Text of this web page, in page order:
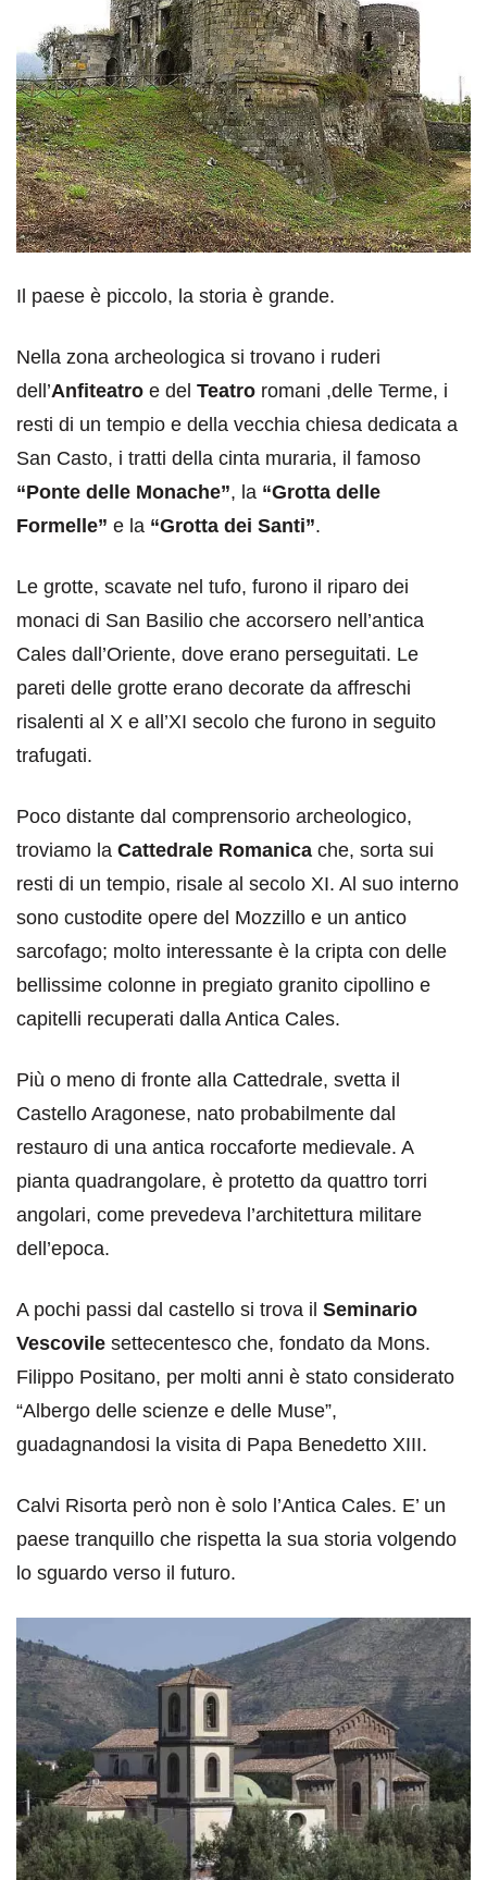
Il paese è piccolo, la storia è grande.
Nella zona archeologica si trovano i ruderi
dell’Anfiteatro e del Teatro romani ,delle Terme, i
resti di un tempio e della vecchia chiesa dedicata a
San Casto, i tratti della cinta muraria, il famoso
“Ponte delle Monache”, la “Grotta delle
Formelle” e la “Grotta dei Santi”.
Le grotte, scavate nel tufo, furono il riparo dei
monaci di San Basilio che accorsero nell’antica
Cales dall’Oriente, dove erano perseguitati. Le
pareti delle grotte erano decorate da affreschi
risalenti al X e all’XI secolo che furono in seguito
trafugati.
Poco distante dal comprensorio archeologico,
troviamo la Cattedrale Romanica che, sorta sui
resti di un tempio, risale al secolo XI. Al suo interno
sono custodite opere del Mozzillo e un antico
sarcofago; molto interessante è la cripta con delle
bellissime colonne in pregiato granito cipollino e
capitelli recuperati dalla Antica Cales.
Più o meno di fronte alla Cattedrale, svetta il
Castello Aragonese, nato probabilmente dal
restauro di una antica roccaforte medievale. A
pianta quadrangolare, è protetto da quattro torri
angolari, come prevedeva l’architettura militare
dell’epoca.
A pochi passi dal castello si trova il Seminario
Vescovile settecentesco che, fondato da Mons.
Filippo Positano, per molti anni è stato considerato
“Albergo delle scienze e delle Muse”,
guadagnandosi la visita di Papa Benedetto XIII.
Calvi Risorta però non è solo l’Antica Cales. E’ un
paese tranquillo che rispetta la sua storia volgendo
lo sguardo verso il futuro.